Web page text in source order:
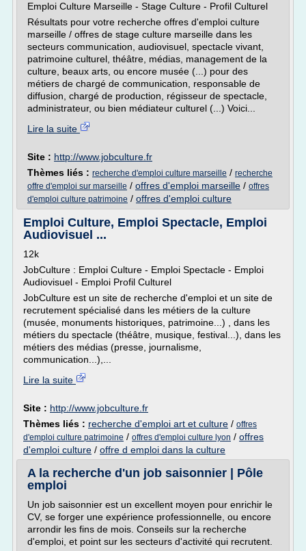
Emploi Culture Marseille - Stage Culture - Profil Culturel
Résultats pour votre recherche offres d'emploi culture
marseille / offres de stage culture marseille dans les
secteurs communication, audiovisuel, spectacle vivant,
patrimoine culturel, théâtre, médias, management de la
culture, beaux arts, ou encore musée (...) pour des
métiers de chargé de communication, responsable de
diffusion, chargé de production, régisseur de spectacle,
administrateur, ou bien médiateur culturel (...) Voici...
Lire la suite
Site : http://www.jobculture.fr
Thèmes liés : recherche d'emploi culture marseille / recherche
offre d'emploi sur marseille / offres d'emploi marseille / offres
d'emploi culture patrimoine / offres d'emploi culture
Emploi Culture, Emploi Spectacle, Emploi
Audiovisuel ...
12k
JobCulture : Emploi Culture - Emploi Spectacle - Emploi
Audiovisuel - Emploi Profil Culturel
JobCulture est un site de recherche d'emploi et un site de
recrutement spécialisé dans les métiers de la culture
(musée, monuments historiques, patrimoine...) , dans les
métiers du spectacle (théâtre, musique, festival...), dans les
métiers des médias (presse, journalisme,
communication...),...
Lire la suite
Site : http://www.jobculture.fr
Thèmes liés : recherche d'emploi art et culture / offres
d'emploi culture patrimoine / offres d'emploi culture lyon / offres
d'emploi culture / offre d emploi dans la culture
A la recherche d'un job saisonnier | Pôle
emploi
Un job saisonnier est un excellent moyen pour enrichir le
CV, se forger une expérience professionnelle, ou encore
arrondir les fins de mois. Conseils sur la recherche
d'emploi, et point sur les secteurs d'activité qui recrutent.